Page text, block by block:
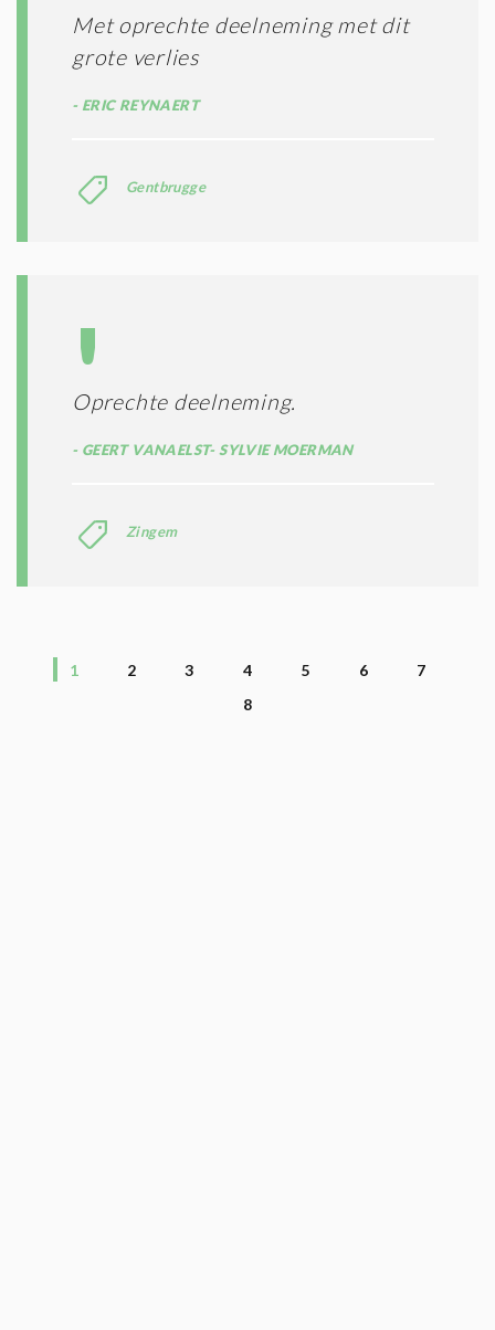
Met oprechte deelneming met dit
grote verlies
ERIC REYNAERT
Gentbrugge
Oprechte deelneming.
GEERT VANAELST- SYLVIE MOERMAN
Zingem
1 2 3 4 5 6
7
8